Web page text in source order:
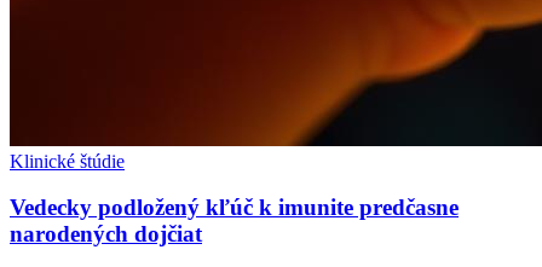
Klinické štúdie
Vedecky podložený kľúč k imunite predčasne
narodených dojčiat